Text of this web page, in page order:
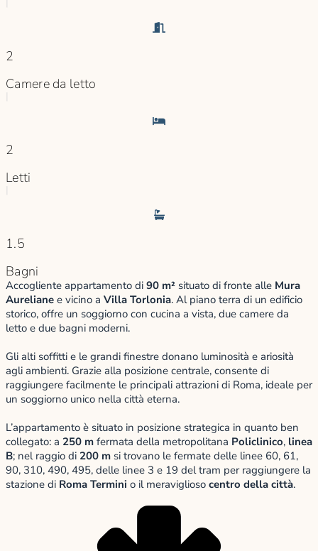
2
Camere da letto
2
Letti
1.5
Bagni
Accogliente appartamento di 90 m² situato di fronte alle Mura
Aureliane e vicino a Villa Torlonia. Al piano terra di un edificio
storico, offre un soggiorno con cucina a vista, due camere da
letto e due bagni moderni.
Gli alti soffitti e le grandi finestre donano luminosità e ariosità
agli ambienti. Grazie alla posizione centrale, consente di
raggiungere facilmente le principali attrazioni di Roma, ideale per
un soggiorno unico nella città eterna.
L’appartamento è situato in posizione strategica in quanto ben
collegato: a 250 m fermata della metropolitana Policlinico, linea
B; nel raggio di 200 m si trovano le fermate delle linee 60, 61,
90, 310, 490, 495, delle linee 3 e 19 del tram per raggiungere la
stazione di Roma Termini o il meraviglioso centro della città.